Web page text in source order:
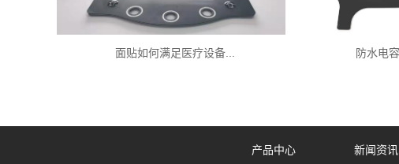
面贴如何满足医疗设备... 防水电
产品中心 新闻资讯